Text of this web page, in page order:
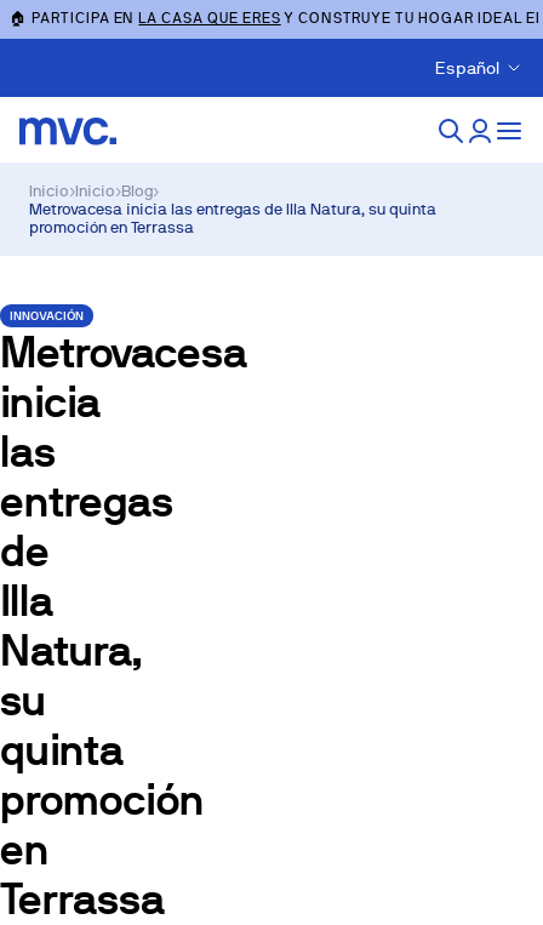
🏠 PARTICIPA ENLA CASA QUE ERES Y CONSTRUYE TU HOGAR IDEAL
Español
Inicio›Inicio›Blog›
Metrovacesa inicia las entregas de Illa Natura, su quinta
promoción en Terrassa
INNOVACIÓN
Metrovacesa
inicia
las
entregas
de
Illa
Natura,
su
quinta
promoción
en
Terrassa